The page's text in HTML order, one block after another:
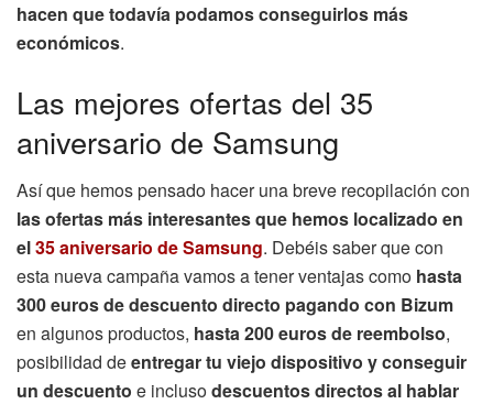
hacen que todavía podamos conseguirlos más
económicos.
Las mejores ofertas del 35
aniversario de Samsung
Así que hemos pensado hacer una breve recopilación con
las ofertas más interesantes que hemos localizado en
el35 aniversario de Samsung. Debéis saber que con
esta nueva campaña vamos a tener ventajas como hasta
300 euros de descuento directo pagando con Bizum
en algunos productos, hasta 200 euros de reembolso,
posibilidad deentregar tu viejo dispositivo y conseguir
un descuento e inclusodescuentos directos al hablar